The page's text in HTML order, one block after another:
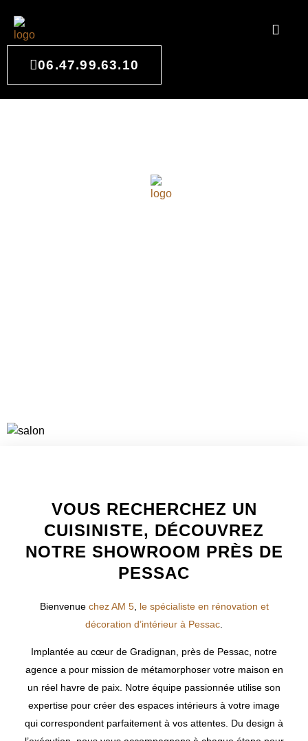
06.47.99.63.10
VOUS RECHERCHEZ UN
CUISINISTE, DÉCOUVREZ
NOTRE SHOWROOM PRÈS DE
PESSAC
Bienvenue chez AM 5, le spécialiste en rénovation et
décoration d’intérieur à Pessac
Implantée au cœur de Gradignan, près de Pessac , notre
agence a pour mission de métamorphoser votre maison en
un réel havre de paix. Notre équipe passionnée utilise son
expertise pour créer des espaces intérieurs à votre image
qui correspondent parfaitement à vos attentes. Du design à